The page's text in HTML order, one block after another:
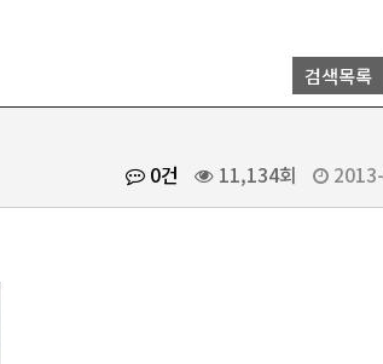
검색목록
0건 11,134회